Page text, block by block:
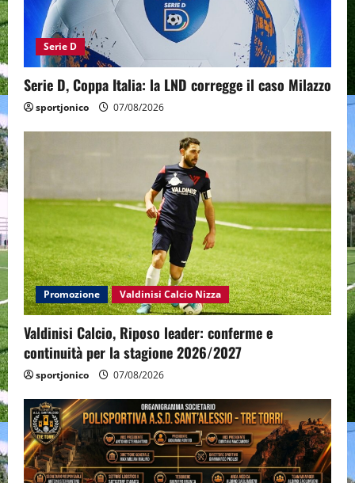
Serie D
Serie D, Coppa Italia: la LND corregge il caso Milazzo
sportjonico 07/08/2026
Promozione Valdinisi Calcio Nizza
Valdinisi Calcio, Riposo leader: conferme e
continuità per la stagione 2026/2027
sportjonico 07/08/2026